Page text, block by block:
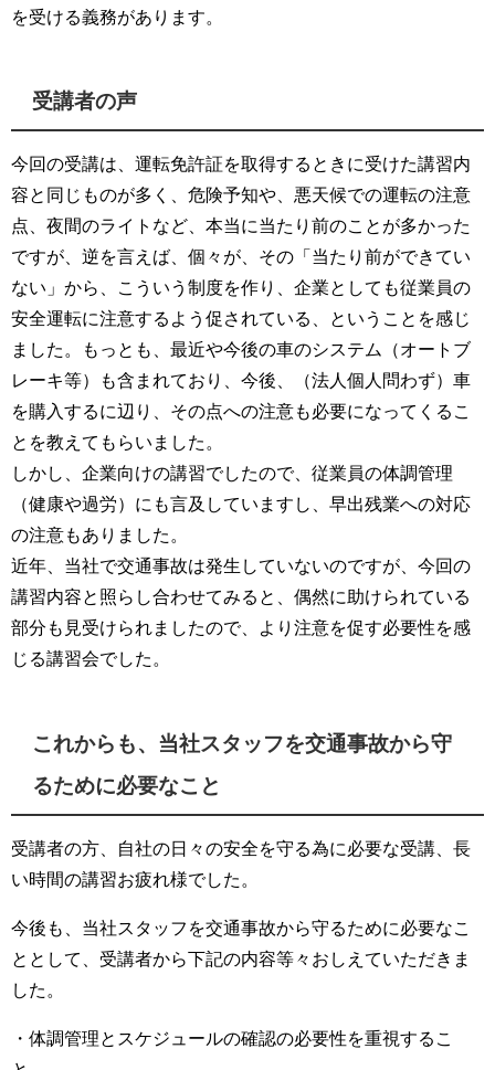
を受ける義務があります。
受講者の声
今回の受講は、運転免許証を取得するときに受けた講習内
容と同じものが多く、危険予知や、悪天候での運転の注意
点、夜間のライトなど、本当に当たり前のことが多かった
ですが、逆を言えば、個々が、その「当たり前ができてい
ない」から、こういう制度を作り、企業としても従業員の
安全運転に注意するよう促されている、ということを感じ
ました。もっとも、最近や今後の車のシステム（オートブ
レーキ等）も含まれており、今後、（法人個人問わず）車
を購入するに辺り、その点への注意も必要になってくるこ
とを教えてもらいました。
しかし、企業向けの講習でしたので、従業員の体調管理
（健康や過労）にも言及していますし、早出残業への対応
の注意もありました。
近年、当社で交通事故は発生していないのですが、今回の
講習内容と照らし合わせてみると、偶然に助けられている
部分も見受けられましたので、より注意を促す必要性を感
じる講習会でした。
これからも、当社スタッフを交通事故から守
るために必要なこと
受講者の方、自社の日々の安全を守る為に必要な受講、長
い時間の講習お疲れ様でした。
今後も、当社スタッフを交通事故から守るために必要なこ
ととして、受講者から下記の内容等々おしえていただきま
した。
・体調管理とスケジュールの確認の必要性を重視するこ